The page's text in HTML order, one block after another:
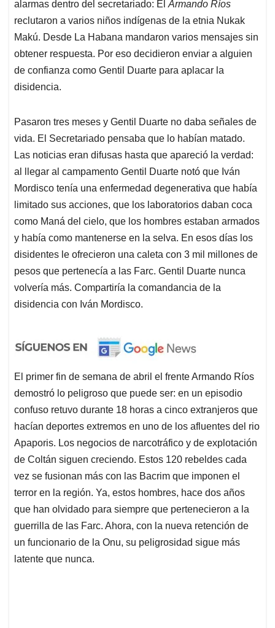
alarmas dentro del secretariado: El Armando Ríos
reclutaron a varios niños indígenas de la etnia Nukak
Makú. Desde La Habana mandaron varios mensajes sin
obtener respuesta. Por eso decidieron enviar a alguien
de confianza como Gentil Duarte para aplacar la
disidencia.
Pasaron tres meses y Gentil Duarte no daba señales de
vida. El Secretariado pensaba que lo habían matado.
Las noticias eran difusas hasta que apareció la verdad:
al llegar al campamento Gentil Duarte notó que Iván
Mordisco tenía una enfermedad degenerativa que había
limitado sus acciones, que los laboratorios daban coca
como Maná del cielo, que los hombres estaban armados
y había como mantenerse en la selva. En esos días los
disidentes le ofrecieron una caleta con 3 mil millones de
pesos que pertenecía a las Farc. Gentil Duarte nunca
volvería más. Compartiría la comandancia de la
disidencia con Iván Mordisco.
El primer fin de semana de abril el frente Armando Ríos
demostró lo peligroso que puede ser: en un episodio
confuso retuvo durante 18 horas a cinco extranjeros que
hacían deportes extremos en uno de los afluentes del rio
Apaporis. Los negocios de narcotráfico y de explotación
de Coltán siguen creciendo. Estos 120 rebeldes cada
vez se fusionan más con las Bacrim que imponen el
terror en la región. Ya, estos hombres, hace dos años
que han olvidado para siempre que pertenecieron a la
guerrilla de las Farc. Ahora, con la nueva retención de
un funcionario de la Onu, su peligrosidad sigue más
latente que nunca.